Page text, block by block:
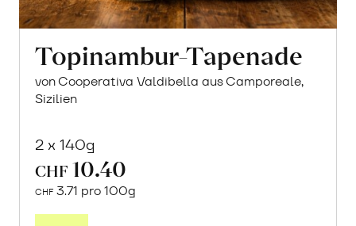
Topinambur-Tapenade
von Cooperativa Valdibella aus Camporeale,
Sizilien
2 x 140g
CHF 10.40
CHF 3.71 pro 100g